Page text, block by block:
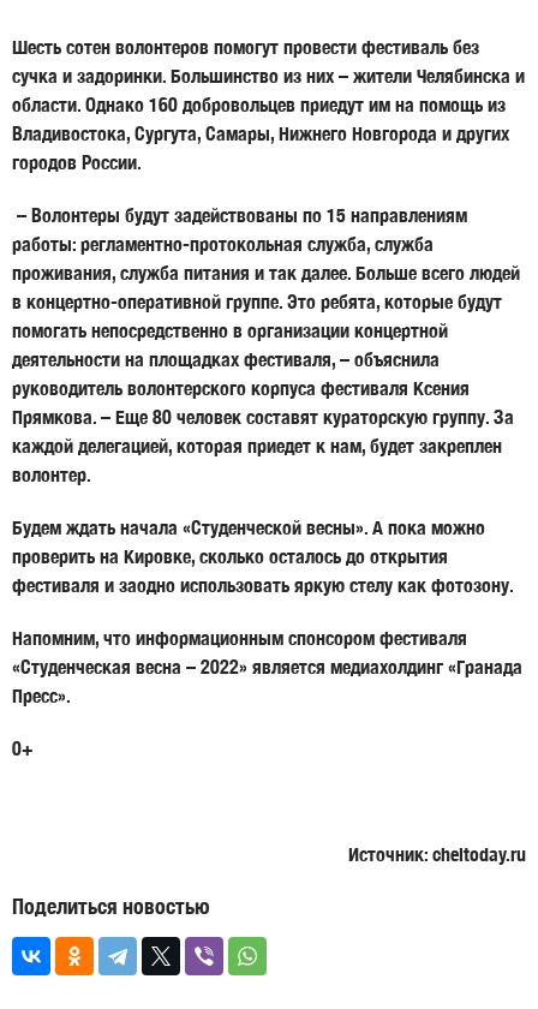
Шесть сотен волонтеров помогут провести фестиваль без
сучка и задоринки. Большинство из них – жители Челябинска и
области. Однако 160 добровольцев приедут им на помощь из
Владивостока, Сургута, Самары, Нижнего Новгорода и других
городов России.
– Волонтеры будут задействованы по 15 направлениям
работы: регламентно-протокольная служба, служба
проживания, служба питания и так далее. Больше всего людей
в концертно-оперативной группе. Это ребята, которые будут
помогать непосредственно в организации концертной
деятельности на площадках фестиваля, – объяснила
руководитель волонтерского корпуса фестиваля Ксения
Прямкова. – Еще 80 человек составят кураторскую группу. За
каждой делегацией, которая приедет к нам, будет закреплен
волонтер.
Будем ждать начала «Студенческой весны». А пока можно
проверить на Кировке, сколько осталось до открытия
фестиваля и заодно использовать яркую стелу как фотозону.
Напомним, что информационным спонсором фестиваля
«Студенческая весна – 2022» является медиахолдинг «Гранада
Пресс».
0+
Источник: cheltoday.ru
Поделиться новостью